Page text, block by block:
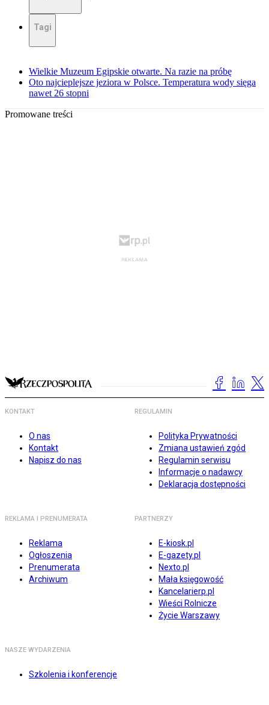
Tagi
Wielkie Muzeum Egipskie otwarte. Na razie na próbę
Oto najcieplejsze jeziora w Polsce. Temperatura wody sięga
nawet 26 stopni
Promowane treści
KONTAKT
O nas
Kontakt
Napisz do nas
REGULAMIN
Polityka Prywatności
Zmiana ustawień zgód
Regulamin serwisu
Informacje o nadawcy
Deklaracja dostępności
REKLAMA I PRENUMERATA
Reklama
Ogłoszenia
Prenumerata
Archiwum
PARTNERZY
E-kiosk.pl
E-gazety.pl
Nexto.pl
Mała księgowość
Kancelarierp.pl
Wieści Rolnicze
Życie Warszawy
NASZE WYDARZENIA
Szkolenia i konferencje